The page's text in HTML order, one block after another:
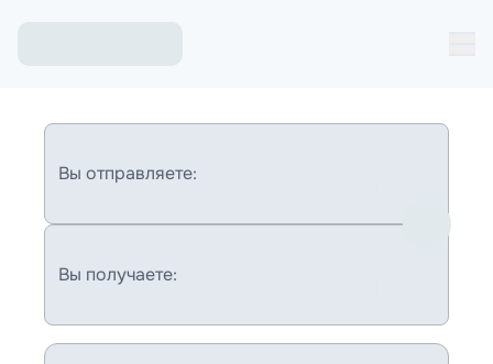
Вы отправляете:
Вы получаете: